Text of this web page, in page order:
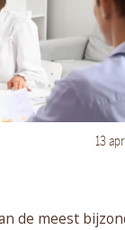
13
de meest